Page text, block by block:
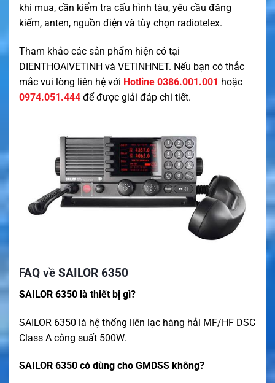
khi mua, cần kiểm tra cấu hình tàu, yêu cầu đăng
kiểm, anten, nguồn điện và tùy chọn radiotelex.
Tham khảo các sản phẩm hiện có tại
DIENTHOAIVETINH và VETINHNET. Nếu bạn có thắc
mắc vui lòng liên hệ với Hotline 0386.001.001 hoặc
0974.051.444 để được giải đáp chi tiết.
FAQ về SAILOR 6350
SAILOR 6350 là thiết bị gì?
SAILOR 6350 là hệ thống liên lạc hàng hải MF/HF DSC
Class A công suất 500W.
SAILOR 6350 có dùng cho GMDSS không?